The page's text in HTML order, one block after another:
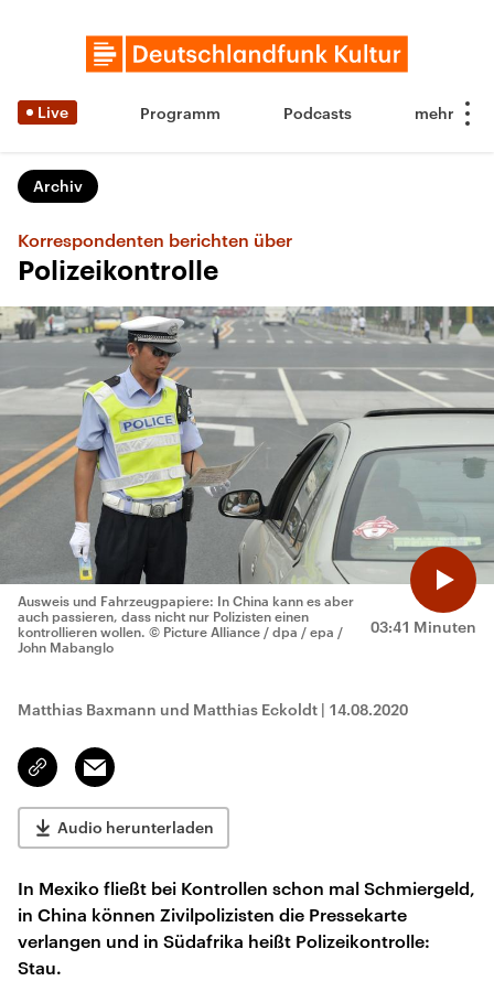
Live Programm Podcasts
Archiv
Korrespondenten berichten über
Polizeikontrolle
03:41 Minuten
Ausweis und Fahrzeugpapiere: In China kann es aber
auch passieren, dass nicht nur Polizisten einen
kontrollieren wollen. © Picture Alliance / dpa / epa /
John Mabanglo
Matthias Baxmann und Matthias Eckoldt | 14.08.2020
Link
kopieren/teilen
Email
Audio herunterladen
In Mexiko fließt bei Kontrollen schon mal Schmiergeld,
in China können Zivilpolizisten die Pressekarte
verlangen und in Südafrika heißt Polizeikontrolle:
Stau.